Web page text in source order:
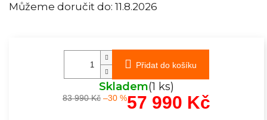
Můžeme doručit do: 11.8.2026
Přidat do košíku
Skladem(1 ks)
83 990 Kč –30 %57 990 KčMěrná